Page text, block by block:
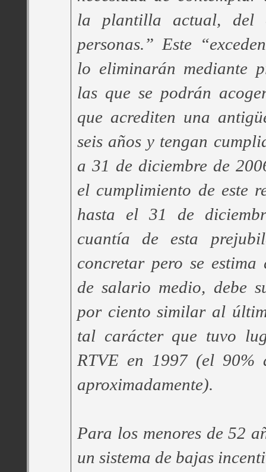
la plantilla actual, del
personas.” Este
lo eliminarán mediante
las que se podrán
que acrediten una
seis años y tengan
a 31 de diciembre de
el cumplimiento de este
hasta el 31 de
cuantía de esta
concretar pero se estima
de salario medio, debe
por ciento similar al
tal carácter que tuvo
RTVE en 1997 (el 90%
aproximadamente).
Para los menores de 52
un sistema de bajas